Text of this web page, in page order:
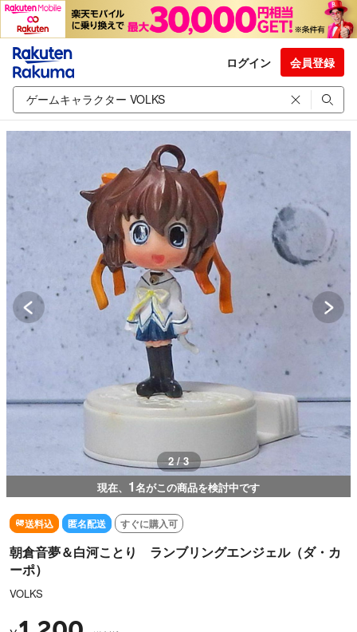
ログイン 会員登録
3 / 3
現在、 1名がこの商品を検討中です
送料込 匿名配送 すぐに購入可
朝倉音夢＆白河ことり ランブリングエンジェル（ダ・カ
ーポ）
VOLKS